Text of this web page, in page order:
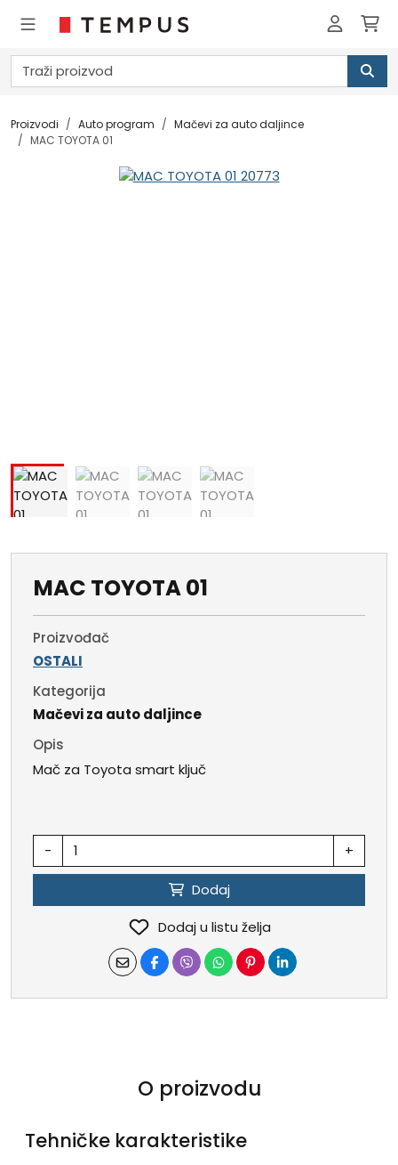
Proizvodi Auto program
Mačevi za auto daljince
MAC TOYOTA 01
MAC TOYOTA 01
Proizvođač
OSTALI
Kategorija
Mačevi za auto daljince
Opis
Mač za Toyota smart ključ
- +
Dodaj
Dodaj u listu želja
O proizvodu
Tehničke karakteristike